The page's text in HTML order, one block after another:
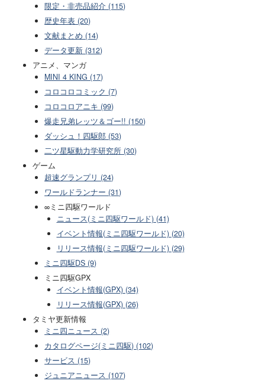
限定・非売品紹介 (115)
歴史年表 (20)
文献まとめ (14)
データ更新 (312)
アニメ、マンガ
MINI 4 KING (17)
コロコロコミック (7)
コロコロアニキ (99)
爆走兄弟レッツ＆ゴー!! (150)
ダッシュ！四駆郎 (53)
二ツ星駆動力学研究所 (30)
ゲーム
超速グランプリ (24)
ワールドランナー (31)
∞ミニ四駆ワールド
ニュース(ミニ四駆ワールド) (41)
イベント情報(ミニ四駆ワールド) (20)
リリース情報(ミニ四駆ワールド) (29)
ミニ四駆DS (9)
ミニ四駆GPX
イベント情報(GPX) (34)
リリース情報(GPX) (26)
タミヤ更新情報
ミニ四ニュース (2)
カタログページ(ミニ四駆) (102)
サービス (15)
ジュニアニュース (107)